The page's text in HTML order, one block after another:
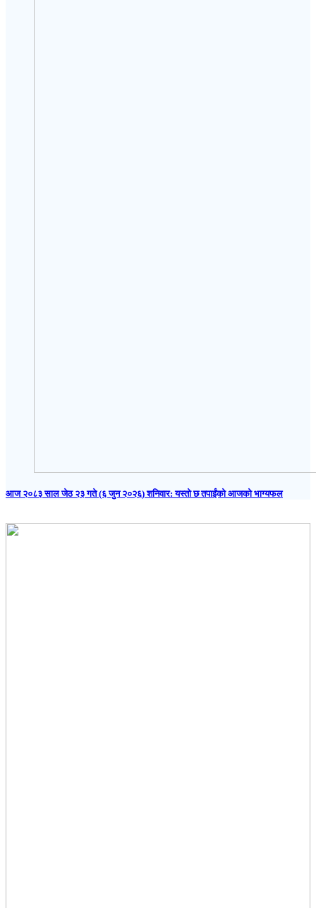
आज २०८३ साल जेठ २३ गते (६ जुन २०२६) शनिवार: यस्तो छ तपाईंको आजको भाग्यफल